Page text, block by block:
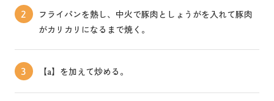
2
フライパンを熱し、中火で豚肉としょうがを入れて豚肉
がカリカリになるまで焼く。
3 【a】を加えて炒める。